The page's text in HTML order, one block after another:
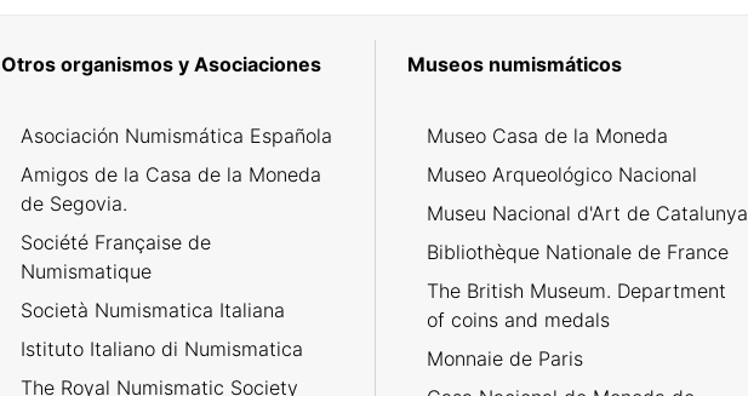
Otros organismos y Asociaciones
Asociación Numismática Española
Amigos de la Casa de la Moneda
de Segovia.
Société Française de
Numismatique
Società Numismatica Italiana
Istituto Italiano di Numismatica
The Royal Numismatic Society
Museos numismáticos
Museo Casa de la Moneda
Museo Arqueológico Nacional
Museu Nacional d'Art de Catalunya
Bibliothèque Nationale de France
The British Museum. Department
of coins and medals
Monnaie de Paris